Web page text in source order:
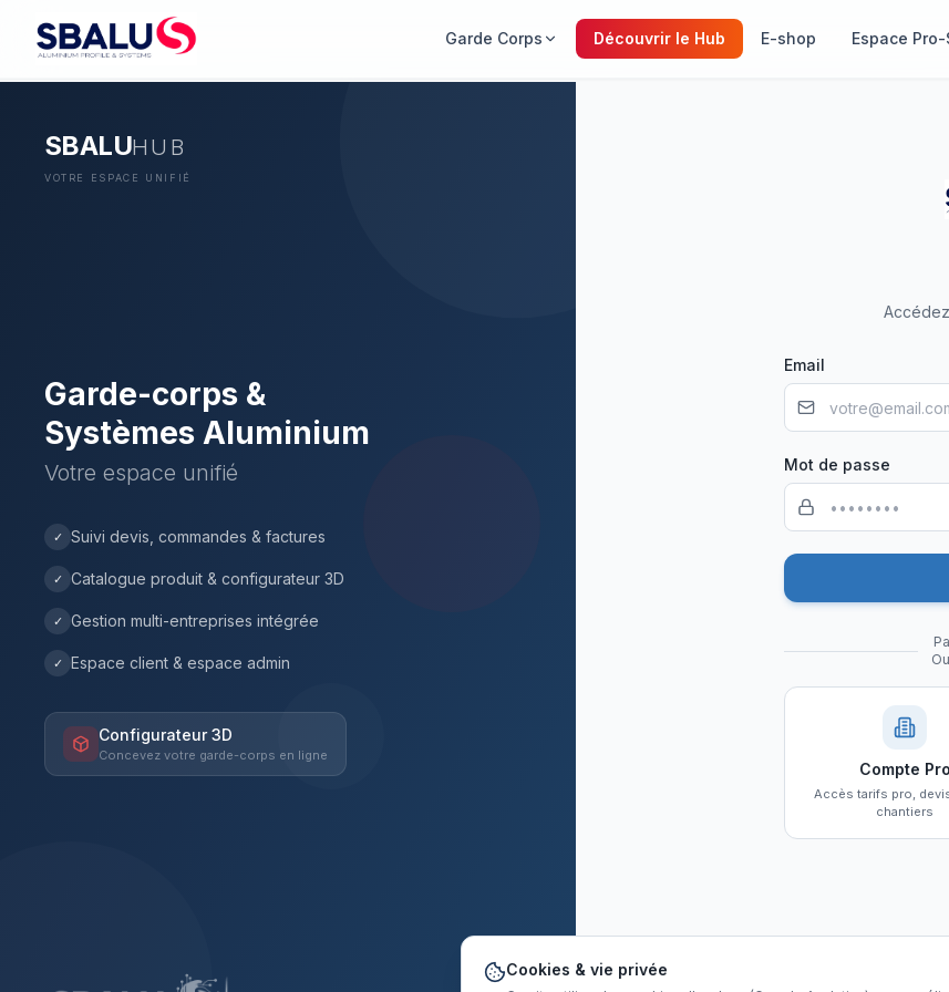
Garde Corps Découvrir le Hub E-shop Espace Pro-
SBALUHUB
VOTRE ESPACE UNIFIÉ
Garde-corps &
Systèmes Aluminium
Votre espace unifié
✓ Suivi devis, commandes & factures
✓ Catalogue produit & configurateur 3D
✓ Gestion multi-entreprises intégrée
✓ Espace client & espace admin
Configurateur 3D
Concevez votre garde-corps en ligne
Email
Mot de passe
Compte Pro
Accès tarifs pro,
chantiers
Cookies & vie privée